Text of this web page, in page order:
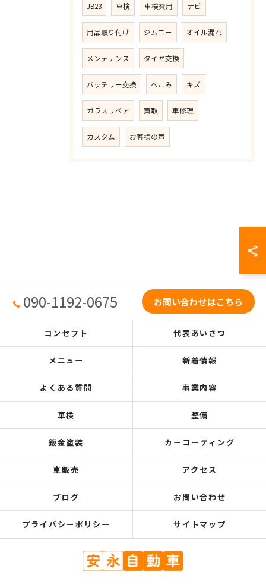
JB23 車検 車検費用 ナビ
用品取り付け ジムニー オイル漏れ
メンテナンス タイヤ交換
バッテリー交換 へこみ キズ
ガラスリペア 買取 車修理
カスタム お客様の声
090-1192-0675 お問い合わせはこちら
コンセプト 代表あいさつ
メニュー 新着情報
よくある質問 事業内容
車検 整備
鈑金塗装 カーコーティング
車販売 アクセス
ブログ お問い合わせ
プライバシーポリシー サイトマップ